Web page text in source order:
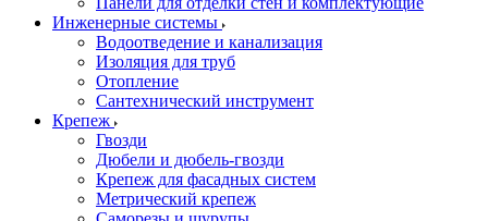
Инженерные системы
Водоотведение и канализация
Изоляция для труб
Отопление
Сантехнический инструмент
Крепеж
Гвозди
Дюбели и дюбель-гвозди
Крепеж для фасадных систем
Метрический крепеж